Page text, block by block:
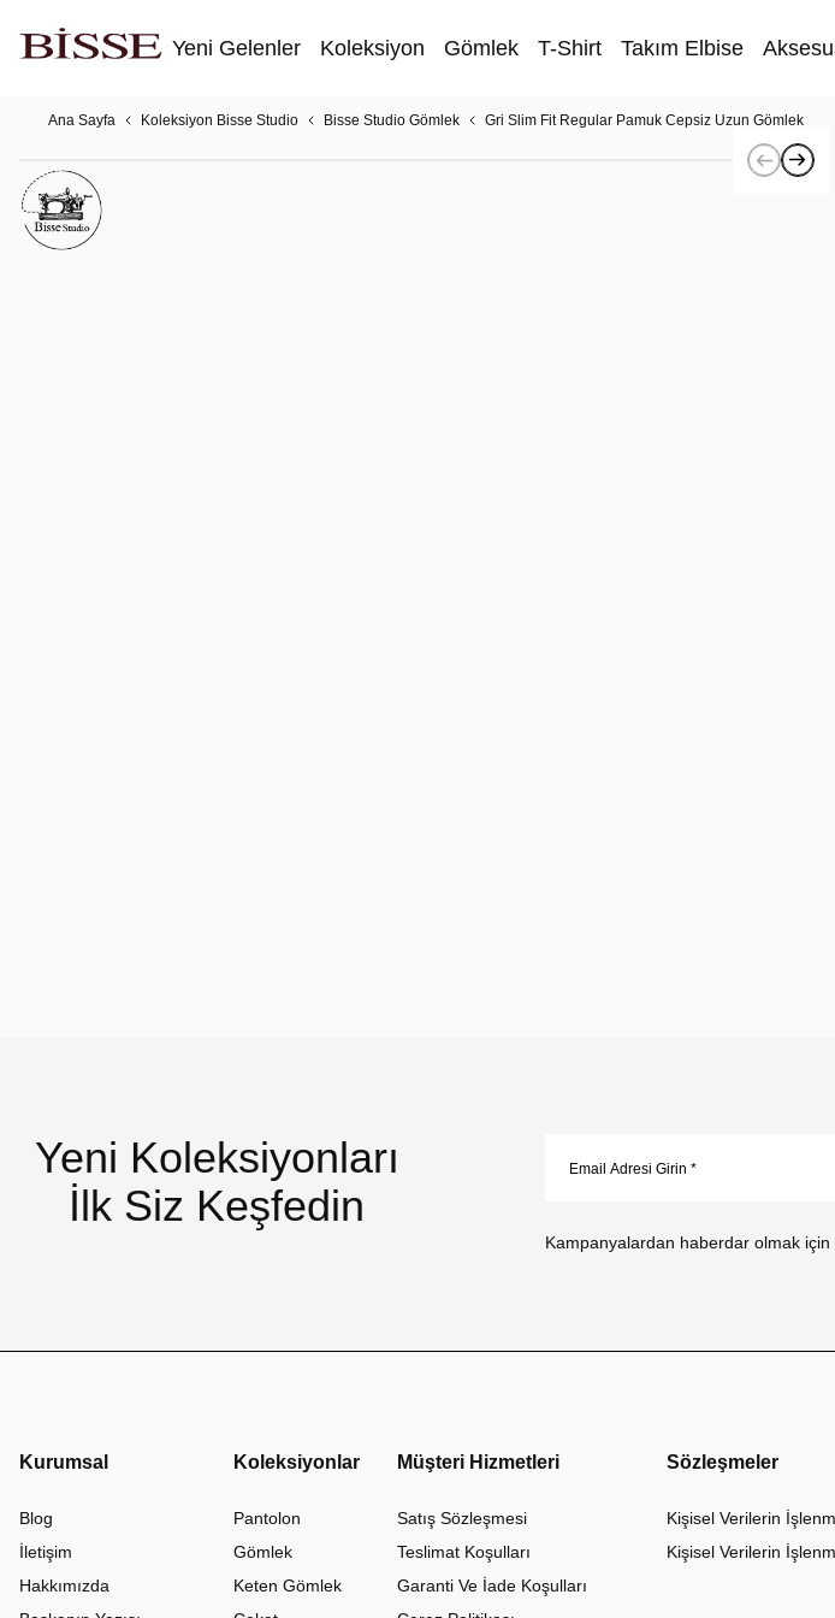
Yeni Gelenler Koleksiyon Gömlek T-Shirt Takım Elbise
Ana Sayfa Koleksiyon Bisse Studio Bisse Studio Gömlek Gri Slim Fit Regular Pamuk Cepsiz Uzun Gömlek
Yeni Koleksiyonları
İlk Siz Keşfedin
Kampanyalardan haberdar olmak için
Kurumsal
Blog
İletişim
Hakkımızda
Koleksiyonlar
Pantolon
Gömlek
Keten Gömlek
Müşteri Hizmetleri
Satış Sözleşmesi
Teslimat Koşulları
Garanti Ve İade Koşulları
Sözleşmeler
Kişisel Verilerin
Kişisel Verilerin